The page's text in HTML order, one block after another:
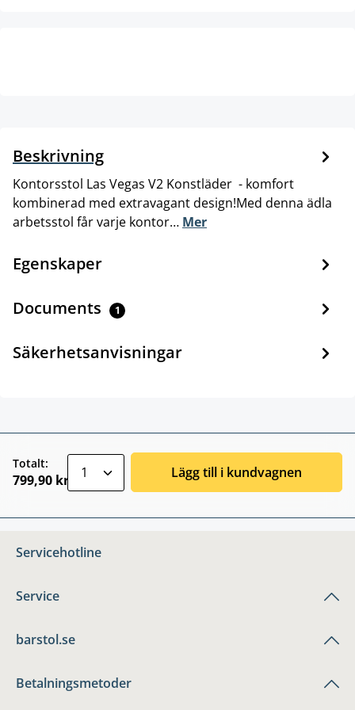
Beskrivning
Kontorsstol Las Vegas V2 Konstläder - komfort
kombinerad med extravagant design!Med denna ädla
arbetsstol får varje kontor… Mer
Egenskaper
Documents 1
Säkerhetsanvisningar
Totalt:
799,90 kr Lägg till i kundvagnen
Servicehotline
Service
barstol.se
Betalningsmetoder